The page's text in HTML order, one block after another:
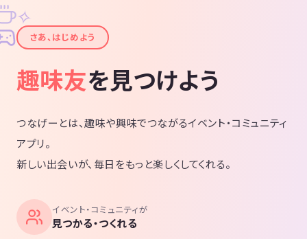
✦
✧
さあ、はじめよう
趣味友を見つけよう
つなげーとは、趣味や興味でつながるイベント・コミュニティ
アプリ。
新しい出会いが、毎日をもっと楽しくしてくれる。
イベント・コミュニティが
見つかる・つくれる